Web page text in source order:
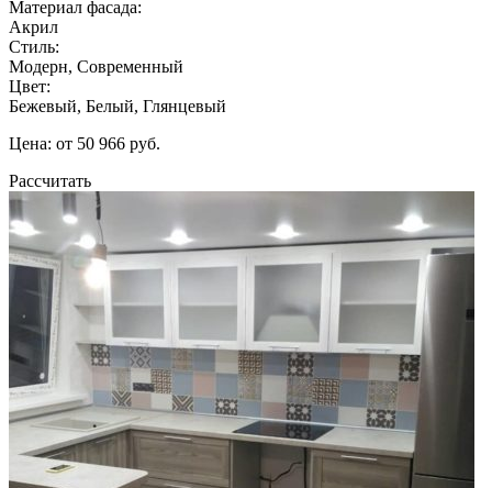
Материал фасада:
Акрил
Стиль:
Модерн, Современный
Цвет:
Бежевый, Белый, Глянцевый
Цена: от 50 966 руб.
Рассчитать